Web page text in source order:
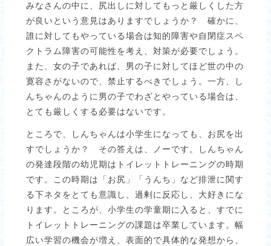
みなさんの中に、尻出しに対してもっと厳しくした方
が良いという意見はありますでしょうか？ 確かに、
誰に対してもやっている場合は知的障害や自閉症スペ
クトラム障害の可能性を考え、対策が必要でしょう。
また、女の子であれば、男の子に対してほど世の中の
寛容さがないので、禁止するべきでしょう。一方、し
んちゃんのように男の子でわざとやっている場合は、
とても厳しくする必要はないです。
ところで、しんちゃんは小学生になっても、お尻を出
すでしょうか？ その答えは、ノーです。しんちゃん
の発達段階の幼児期はトイレットトレーニングの時期
です。この時期は「お尻」「うんち」など排泄に関す
る下ネタをとても意識し、過剰に反応し、大好きにな
ります。ところが、小学生の学童期に入ると、すでに
トイレットトレーニングの課題は卒業しています。幅
広い学習の機会が増え、表面的で具体的な発想から、